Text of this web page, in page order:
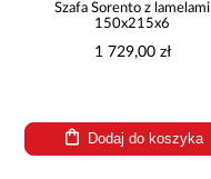
Szafa Sorento z lamelami
150x215x6
1 729,00 zł
Dodaj do koszyka